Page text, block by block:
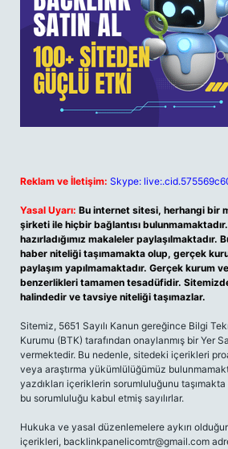
Reklam ve İletişim: Skype:
Yasal Uyarı: Bu internet sitesi, herhangi bir
şirketi ile hiçbir bağlantısı
hazırladığımız makaleler paylaşılmaktadır.
haber niteliği taşımamakta olup, gerçek
paylaşım yapılmamaktadır. Gerçek kurum
benzerlikleri tamamen tesadüfidir.
halindedir ve tavsiye niteliği taşımazlar.
Sitemiz, 5651 Sayılı Kanun gereğince Bilgi
Kurumu (BTK) tarafından onaylanmış bir Yer
vermektedir. Bu nedenle, sitedeki içerikleri
veya araştırma yükümlülüğümüz
yazdıkları içeriklerin sorumluluğunu
bu sorumluluğu kabul etmiş sayılırlar.
Hukuka ve yasal düzenlemelere aykırı
içerikleri, backlinkpanelicomtr@gmail.com